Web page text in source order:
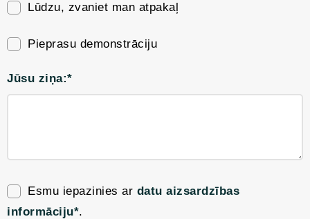
Lūdzu, zvaniet man atpakaļ
Pieprasu demonstrāciju
Jūsu ziņa:*
Esmu iepazinies ar datu aizsardzības
informāciju*.